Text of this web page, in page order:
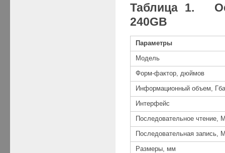
Таблица 1.
240GB
Параметры
Модель
Форм-фактор, дюймов
Информационный объем,
Интерфейс
Последовательное чтение,
Последовательная запись,
Размеры, мм